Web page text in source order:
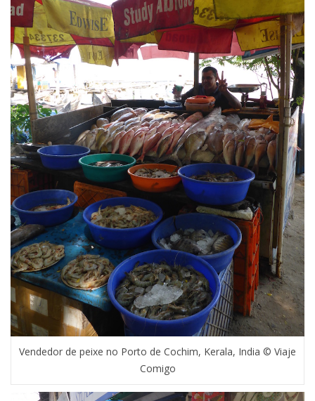
Vendedor de peixe no Porto de Cochim, Kerala, India © Viaje
Comigo